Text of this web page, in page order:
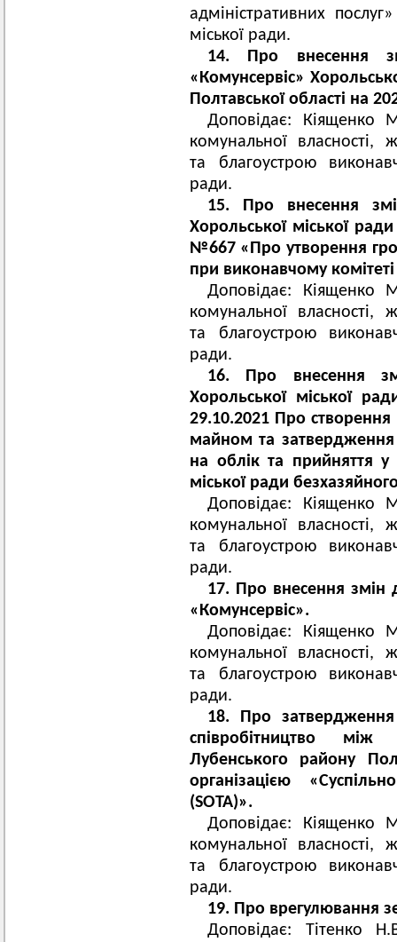
адміністративних
міської ради.
14. Про внесення
«Комунсервіс»
Полтавської області на
Доповідає: Кіященко
комунальної власності,
та благоустрою
ради.
15. Про внесення
Хорольської міської
№667 «Про утворення
при виконавчому
Доповідає: Кіященко
комунальної власності,
та благоустрою
ради.
16. Про внесення
Хорольської міської
29.10.2021 Про створення
майном та
на облік та прийняття у
міської ради
Доповідає: Кіященко
комунальної власності,
та благоустрою
ради.
17. Про внесення змін
«Комунсервіс».
Доповідає: Кіященко
комунальної власності,
та благоустрою
ради.
18. Про
співробітництво
Лубенського району
організацією
(SOTA)».
Доповідає: Кіященко
комунальної власності,
та благоустрою
ради.
19. Про врегулювання
Доповідає: Тітенко